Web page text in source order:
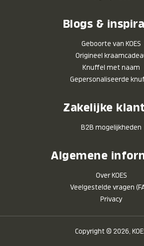
Blogs &
Geboorte van KOES
Origineel
Knuffel met naam
Gepersonaliseerde
Zakelijke
B2B mogelijkheden
Algemene
Over KOES
Veelgestelde vragen
Privacy
Copyright © 2026,